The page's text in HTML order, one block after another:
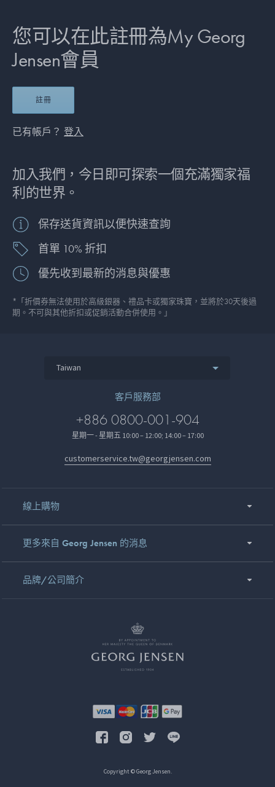
您可以在此註冊為My Georg
Jensen會員
註冊
已有帳戶？ 登入
加入我們，今日即可探索一個充滿獨家福
利的世界。
保存送貨資訊以便快速查詢
首單 10% 折扣
優先收到最新的消息與優惠
*「折價券無法使用於高級銀器、禮品卡或獨家珠寶，並將於30天後過
期。不可與其他折扣或促銷活動合併使用。」
Taiwan
客戶服務部
+886 0800-001-904
星期一 - 星期五 10:00 – 12:00; 14:00 – 17:00
customerservice.tw@georgjensen.com
線上購物
更多來自 Georg Jensen 的消息
品牌/公司簡介
Copyright © Georg Jensen.